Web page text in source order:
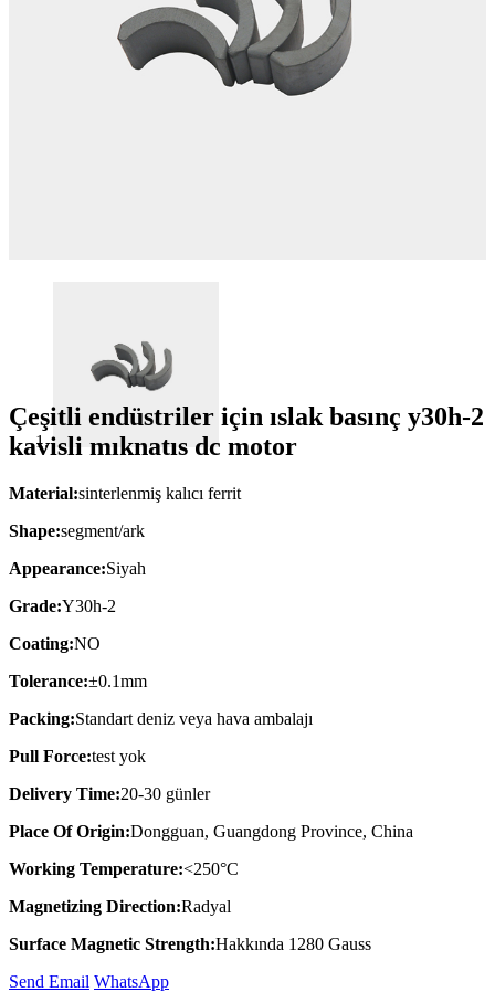
Çeşitli endüstriler için ıslak basınç y30h-2
kavisli mıknatıs dc motor
Material:sinterlenmiş kalıcı ferrit
Shape:segment/ark
Appearance:Siyah
Grade:Y30h-2
Coating:NO
Tolerance:±0.1mm
Packing:Standart deniz veya hava ambalajı
Pull Force:test yok
Delivery Time:20-30 günler
Place Of Origin:Dongguan, Guangdong Province, China
Working Temperature:<250°C
Magnetizing Direction:Radyal
Surface Magnetic Strength:Hakkında 1280 Gauss
Send Email Whats​App